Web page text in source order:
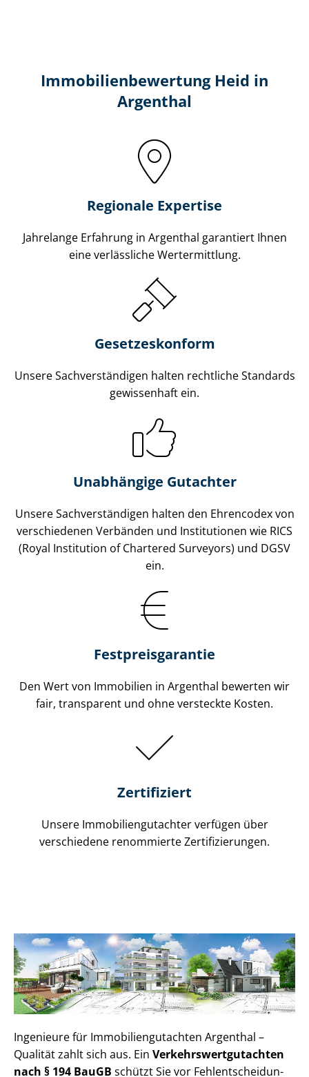
Immobilien­bewertung Heid in
Argenthal
Regionale Expertise
Jahrelange Erfahrung in Argenthal garantiert Ihnen
eine verlässliche Wertermittlung.
Gesetzes­konform
Unsere Sach­ver­stän­di­gen halten rechtliche Standards
gewissenhaft ein.
Unabhängige Gutachter
Unsere Sach­ver­stän­di­gen halten den Ehrencodex von
verschiedenen Verbänden und Institutionen wie RICS
(Royal Institution of Chartered Surveyors) und DGSV
ein.
Festpreis​garantie
Den Wert von Immobilien in Argenthal bewerten wir
fair, transparent und ohne versteckte Kosten.
Zertifiziert
Unsere Immobilien­gutachter verfügen über
verschiedene renommierte Zer­ti­fi­zie­run­gen.
Ingenieure für Im­mo­bi­li­en­gut­ach­ten Argenthal –
Qualität zahlt sich aus. Ein Ver­kehrs­wert­gut­ach­ten
nach § 194 BauGB schützt Sie vor Fehl­ent­schei­dun­